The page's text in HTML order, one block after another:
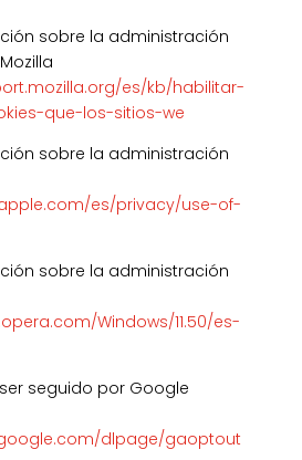
sobre la administración
es/kb/habilitar-
que-los-sitios-we
sobre la administración
es/privacy/use-of-
sobre la administración
Windows/11.50/es-
seguido por Google
dlpage/gaoptout